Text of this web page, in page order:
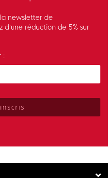
newsletter de
réduction de 5% sur
privacy policy to subscribe to
: